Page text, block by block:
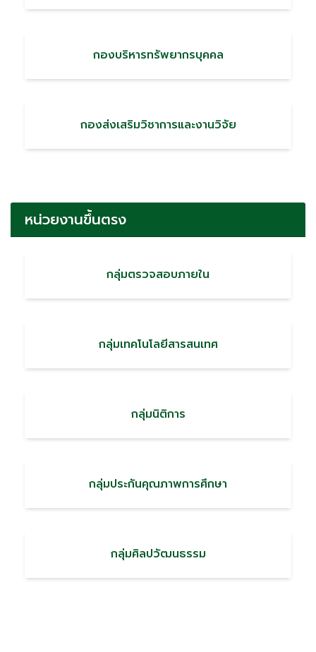
กองบริหารทรัพยากรบุคคล
กองส่งเสริมวิชาการและงานวิจัย
หน่วยงานขึ้นตรง
กลุ่มตรวจสอบภายใน
กลุ่มเทคโนโลยีสารสนเทศ
กลุ่มนิติการ
กลุ่มประกันคุณภาพการศึกษา
กลุ่มศิลปวัฒนธรรม